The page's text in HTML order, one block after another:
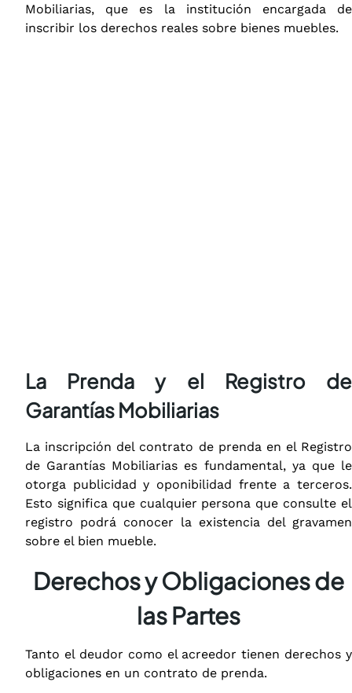
Mobiliarias, que es la institución encargada de
inscribir los derechos reales sobre bienes muebles.
La Prenda y el Registro de
Garantías Mobiliarias
La inscripción del contrato de prenda en el Registro
de Garantías Mobiliarias es fundamental, ya que le
otorga publicidady oponibilidad frente a terceros.
Esto significa que cualquier persona que consulte el
registro podrá conocer la existencia del gravamen
sobre el bien mueble.
Derechos y Obligaciones de
las Partes
Tanto el deudor como el acreedor tienen derechos y
obligaciones en un contrato de prenda.